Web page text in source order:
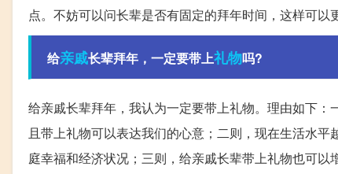
点。不妨可以问长辈是否有固定的拜年时间，这样可以
给亲戚长辈拜年，一定要带上礼物吗?
给亲戚长辈拜年，我认为一定要带上礼物。理由如下
且带上礼物可以表达我们的心意；二则，现在生活水
庭幸福和经济状况；三则，给亲戚长辈带上礼物也可以